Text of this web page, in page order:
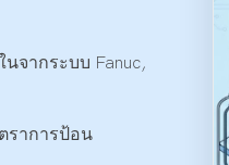
จากระบบ Fanuc,
ราการป้อน